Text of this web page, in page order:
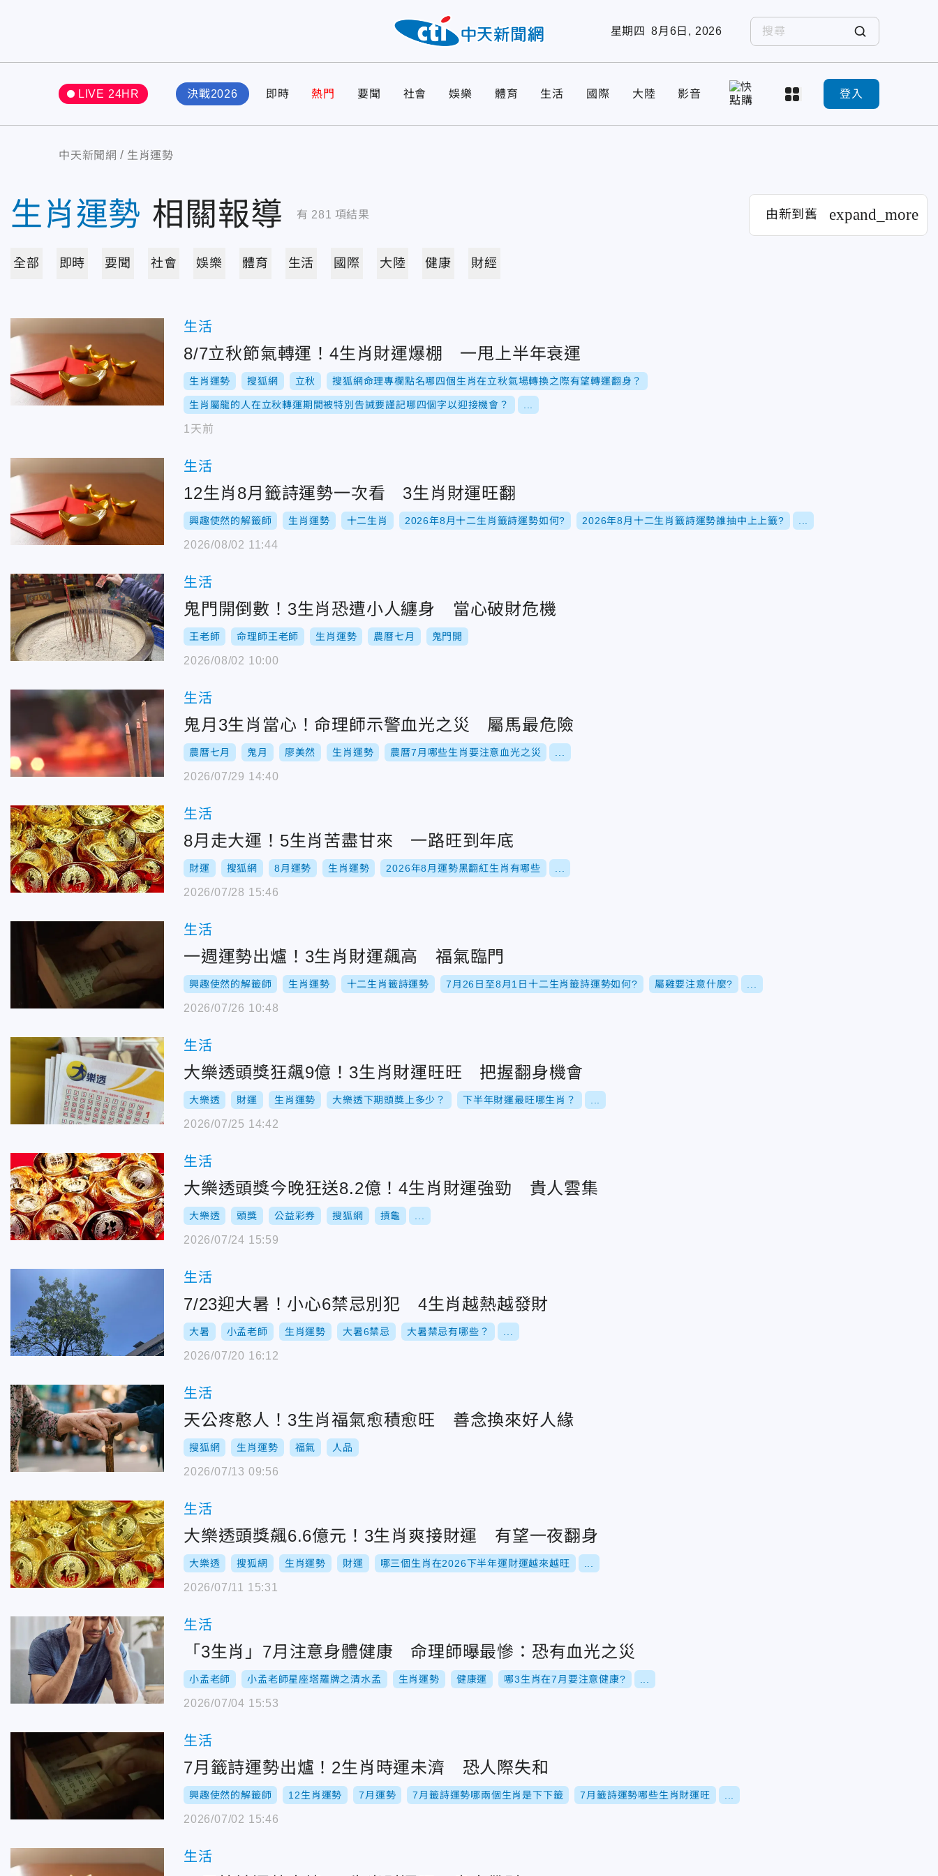
星期四 8月6日, 2026
LIVE 24HR 決戰2026 即時 熱門 要聞 社會 娛樂 體育 生活 國際 大陸 影音 登入
中天新聞網 生肖運勢
生肖運勢 相關報導 有 281 項結果 由新到舊 expand_more
全部 即時 要聞 社會 娛樂 體育 生活 國際 大陸 健康 財經
生活
8/7立秋節氣轉運！4生肖財運爆棚 一甩上半年衰運
生肖運勢 搜狐網 立秋 搜狐網命理專欄點名哪四個生肖在立秋氣場轉換之際有望轉運翻身？
生肖屬龍的人在立秋轉運期間被特別告誡要謹記哪四個字以迎接機會？
1天前
生活
12生肖8月籤詩運勢一次看 3生肖財運旺翻
興趣使然的解籤師 生肖運勢 十二生肖 2026年8月十二生肖籤詩運勢如何? 2026年8月十二生肖籤詩運勢誰抽中上上籤?
2026/08/02 11:44
生活
鬼門開倒數！3生肖恐遭小人纏身 當心破財危機
王老師 命理師王老師 生肖運勢 農曆七月 鬼門開
2026/08/02 10:00
生活
鬼月3生肖當心！命理師示警血光之災 屬馬最危險
農曆七月 鬼月 廖美然 生肖運勢 農曆7月哪些生肖要注意血光之災
2026/07/29 14:40
生活
8月走大運！5生肖苦盡甘來 一路旺到年底
財運 搜狐網 8月運勢 生肖運勢 2026年8月運勢黑翻紅生肖有哪些
2026/07/28 15:46
生活
一週運勢出爐！3生肖財運飆高 福氣臨門
興趣使然的解籤師 生肖運勢 十二生肖籤詩運勢 7月26日至8月1日十二生肖籤詩運勢如何? 屬雞要注意什麼?
2026/07/26 10:48
生活
大樂透頭獎狂飆9億！3生肖財運旺旺 把握翻身機會
大樂透 財運 生肖運勢 大樂透下期頭獎上多少？ 下半年財運最旺哪生肖？
2026/07/25 14:42
生活
大樂透頭獎今晚狂送8.2億！4生肖財運強勁 貴人雲集
大樂透 頭獎 公益彩券 搜狐網 摃龜
2026/07/24 15:59
生活
7/23迎大暑！小心6禁忌別犯 4生肖越熱越發財
大暑 小孟老師 生肖運勢 大暑6禁忌 大暑禁忌有哪些？
2026/07/20 16:12
生活
天公疼憨人！3生肖福氣愈積愈旺 善念換來好人緣
搜狐網 生肖運勢 福氣 人品
2026/07/13 09:56
生活
大樂透頭獎飆6.6億元！3生肖爽接財運 有望一夜翻身
大樂透 搜狐網 生肖運勢 財運 哪三個生肖在2026下半年運財運越來越旺
2026/07/11 15:31
生活
「3生肖」7月注意身體健康 命理師曝最慘：恐有血光之災
小孟老師 小孟老師星座塔羅牌之清水孟 生肖運勢 健康運 哪3生肖在7月要注意健康?
2026/07/04 15:53
生活
7月籤詩運勢出爐！2生肖時運未濟 恐人際失和
興趣使然的解籤師 12生肖運勢 7月運勢 7月籤詩運勢哪兩個生肖是下下籤 7月籤詩運勢哪些生肖財運旺
2026/07/02 15:46
生活